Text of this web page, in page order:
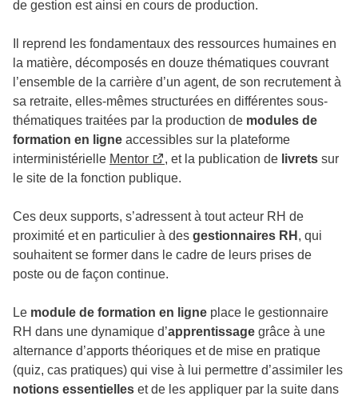
de gestion est ainsi en cours de production.
Il reprend les fondamentaux des ressources humaines en
la matière, décomposés en douze thématiques couvrant
l’ensemble de la carrière d’un agent, de son recrutement à
sa retraite, elles-mêmes structurées en différentes sous-
thématiques traitées par la production de modules de
formation en ligne accessibles sur la plateforme
interministérielle Mentor , et la publication de livrets sur
le site de la fonction publique.
Ces deux supports, s’adressent à tout acteur RH de
proximité et en particulier à des gestionnaires RH , qui
souhaitent se former dans le cadre de leurs prises de
poste ou de façon continue.
Le module de formation en ligne place le gestionnaire
RH dans une dynamique d’apprentissage grâce à une
alternance d’apports théoriques et de mise en pratique
(quiz, cas pratiques) qui vise à lui permettre d’assimiler les
notions essentielles et de les appliquer par la suite dans